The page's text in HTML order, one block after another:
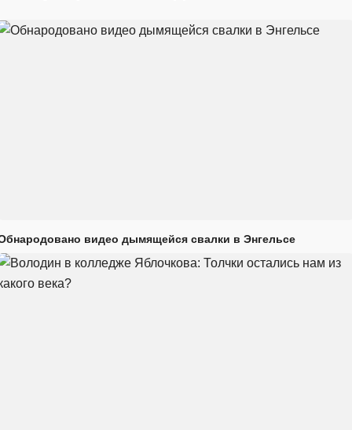
видео дымящейся свалки в Энгельсе